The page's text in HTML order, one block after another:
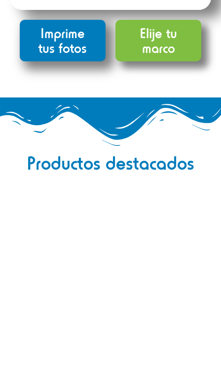
Imprime
tus fotos
Elije tu
marco
Productos destacados